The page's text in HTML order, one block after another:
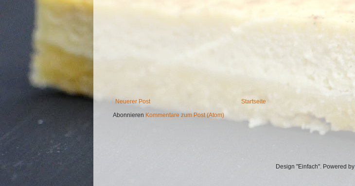
Neuerer Post
Startseite
Abonnieren Kommentare zum Post (Atom)
Design "Einfach". Powered by